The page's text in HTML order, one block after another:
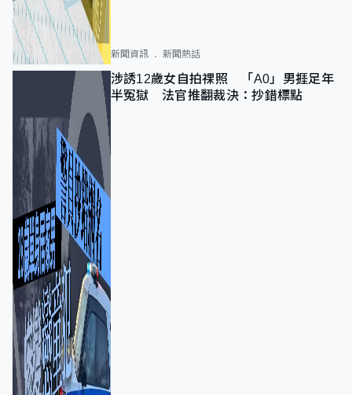
新聞資訊 新聞熱話
涉誘12歲女自拍祼照 「A0」男捱足年
半冤獄 法官推翻裁決：抄錯標點